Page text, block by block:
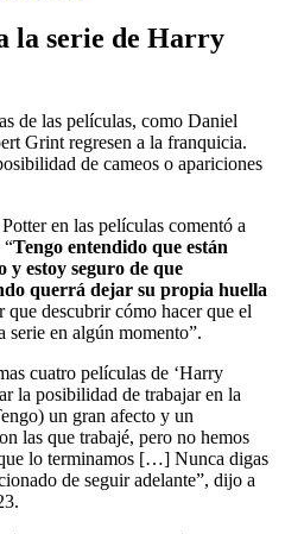
la serie de Harry
de las películas, como Daniel
Grint regresen a la franquicia.
de cameos o apariciones
en las películas comentó a
“Tengo entendido que están
y estoy seguro de que
querrá dejar su propia huella
descubrir cómo hacer que el
en algún momento”.
cuatro películas de ‘Harry
la posibilidad de trabajar en la
un gran afecto y un
las que trabajé, pero no hemos
lo terminamos […] Nunca digas
de seguir adelante”, dijo a